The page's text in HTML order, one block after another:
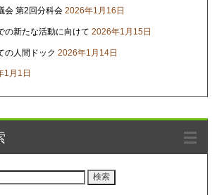
会 第2回分科会 2026年1月16日
の新たな活動に向けて 2026年1月15日
の人間ドック 2026年1月14日
1月1日